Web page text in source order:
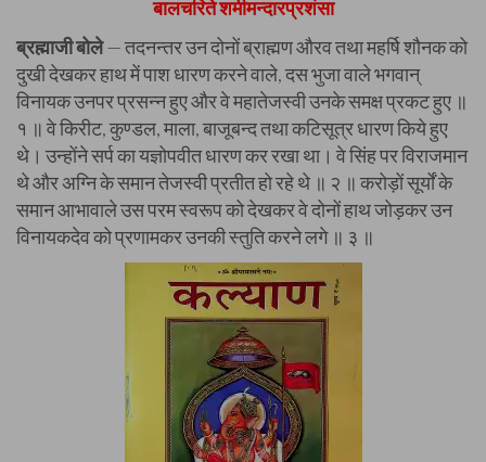
बालचरिते शमीमन्दारप्रशंसा
ब्रह्माजी बोले— तदनन्तर उन दोनों ब्राह्मण औरव तथा महर्षि शौनक को
दुखी देखकर हाथ में पाश धारण करने वाले, दस भुजा वाले भगवान्
विनायक उनपर प्रसन्न हुए और वे महातेजस्वी उनके समक्ष प्रकट हुए ॥
१ ॥ वे किरीट, कुण्डल, माला, बाजूबन्द तथा कटिसूत्र धारण किये हुए
थे। उन्होंने सर्प का यज्ञोपवीत धारण कर रखा था। वे सिंह पर विराजमान
थे और अग्नि के समान तेजस्वी प्रतीत हो रहे थे ॥ २ ॥ करोड़ों सूर्यों के
समान आभावाले उस परम स्वरूप को देखकर वे दोनों हाथ जोड़कर उन
विनायकदेव को प्रणामकर उनकी स्तुति करने लगे ॥ ३ ॥